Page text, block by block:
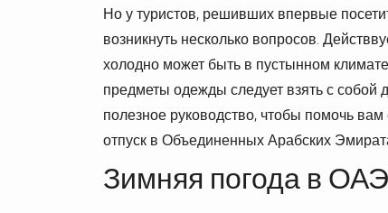
Но у туристов, решивших впервые
возникнуть несколько вопросов.
холодно может быть в пустынном
предметы одежды следует взять с
полезное руководство, чтобы помочь
отпуск в Объединенных Арабских
Зимняя погода в ОАЭ